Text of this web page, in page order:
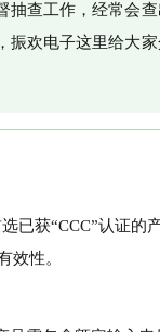
抽查工作，经常会查
振欢电子这里给大家
已获“CCC”认证的
效性。